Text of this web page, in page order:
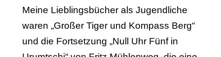
Meine Lieblingsbücher als Jugendliche
waren „Großer Tiger und Kompass Berg“
und die Fortsetzung „Null Uhr Fünf in